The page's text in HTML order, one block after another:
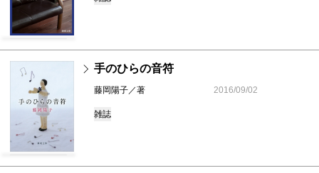
手のひらの音符
藤岡陽子／著 2016/09/02
雑誌